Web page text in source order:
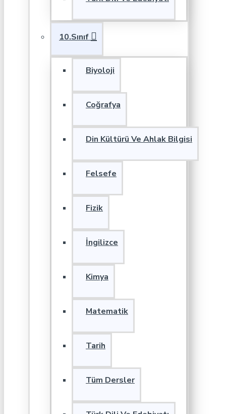
10.Sınıf
Biyoloji
Coğrafya
Din Kültürü Ve Ahlak Bilgisi
Felsefe
Fizik
İngilizce
Kimya
Matematik
Tarih
Tüm Dersler